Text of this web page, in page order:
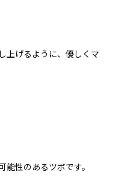
上げるように、優しくマ
性のあるツボです。